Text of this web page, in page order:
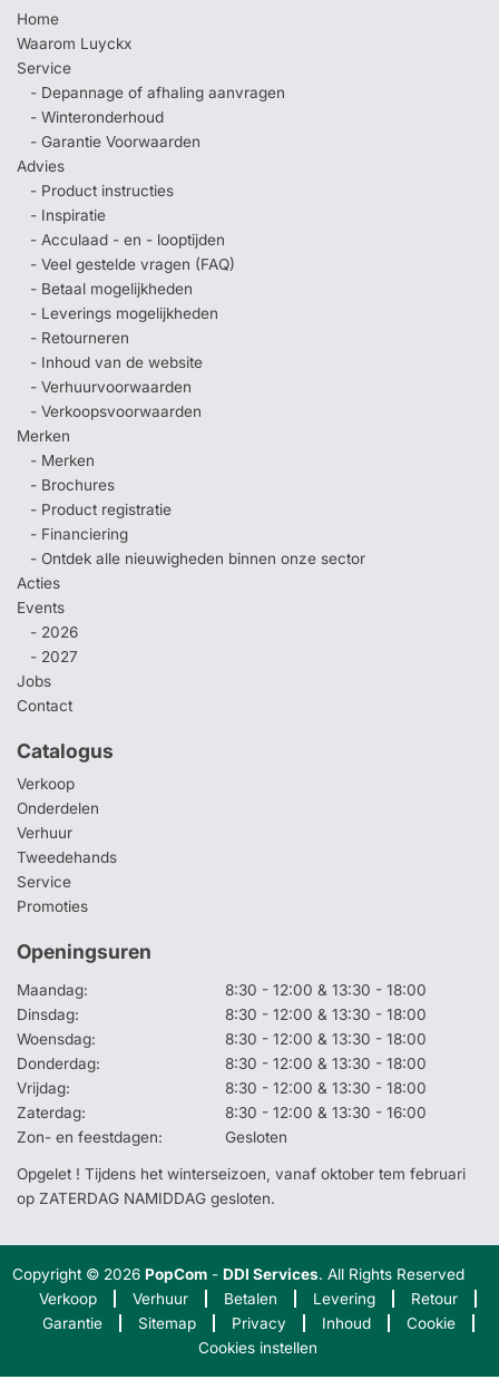
Home
Waarom Luyckx
Service
- Depannage of afhaling aanvragen
- Winteronderhoud
- Garantie Voorwaarden
Advies
- Product instructies
- Inspiratie
- Acculaad - en - looptijden
- Veel gestelde vragen (FAQ)
- Betaal mogelijkheden
- Leverings mogelijkheden
- Retourneren
- Inhoud van de website
- Verhuurvoorwaarden
- Verkoopsvoorwaarden
Merken
- Merken
- Brochures
- Product registratie
- Financiering
- Ontdek alle nieuwigheden binnen onze sector
Acties
Events
- 2026
- 2027
Jobs
Contact
Catalogus
Verkoop
Onderdelen
Verhuur
Tweedehands
Service
Promoties
Openingsuren
Maandag:
8:30 - 12:00 & 13:30 - 18:00
Dinsdag:
8:30 - 12:00 & 13:30 - 18:00
Woensdag:
8:30 - 12:00 & 13:30 - 18:00
Donderdag:
8:30 - 12:00 & 13:30 - 18:00
Vrijdag:
8:30 - 12:00 & 13:30 - 18:00
Zaterdag:
8:30 - 12:00 & 13:30 - 16:00
Zon- en feestdagen:
Gesloten
Opgelet ! Tijdens het winterseizoen, vanaf oktober tem februari
op ZATERDAG NAMIDDAG gesloten.
Copyright © 2026PopCom -DDI Services. All Rights Reserved
Verkoop
Verhuur Betalen Levering
Retour
Garantie
Sitemap Privacy Inhoud
Cookie
Cookies instellen